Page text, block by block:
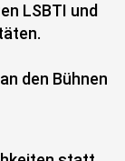
LSBTI und
den Bühnen